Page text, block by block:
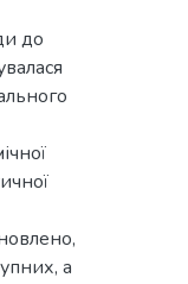
до
а